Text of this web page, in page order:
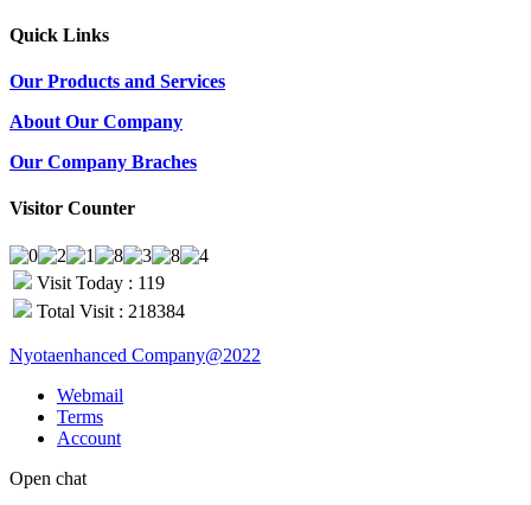
Quick Links
Our Products and Services
About Our Company
Our Company Braches
Visitor Counter
Visit Today : 119
Total Visit : 218384
Nyotaenhanced Company@2022
Webmail
Terms
Account
Open chat